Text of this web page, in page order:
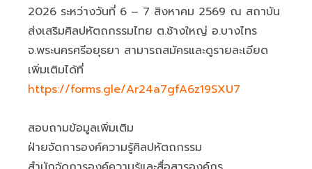
2026 ระหว่างวันที่ 6 – 7 สิงหาคม 2569 ณ สถาบัน
ส่งเสริมศิลปหัตถกรรมไทย ต.ช้างใหญ่ อ.บางไทร
จ.พระนครศรีอยุธยา สามารถสมัครและดูรายละเอียด
เพิ่มเติมได้ที่
https://forms.gle/Ar24a7gfA6z19SXU7
สอบถามข้อมูลเพิ่มเติม
ฝ่ายจัดการองค์ความรู้ศิลปหัตถกรรม